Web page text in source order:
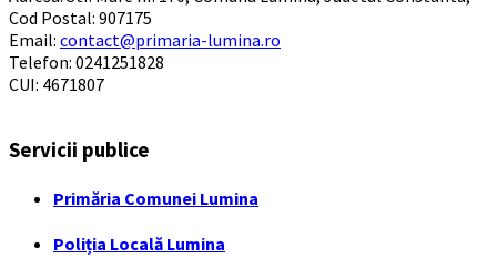
Cod Postal: 907175
Email: contact@primaria-lumina.ro
Telefon: 0241251828
CUI: 4671807
Servicii publice
Primăria Comunei Lumina
Poliția Locală Lumina